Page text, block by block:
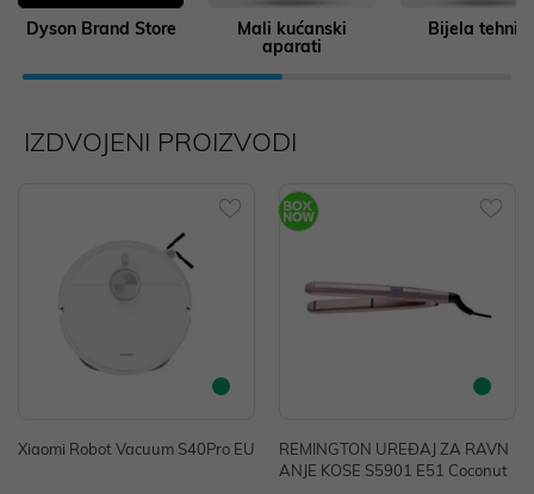
Dyson Brand Store
Mali kućanski
aparati
Bijela
IZDVOJENI PROIZVODI
Xiaomi Robot Vacuum S40Pro EU
REMINGTON UREĐAJ ZA RAVN
ANJE KOSE S5901 E51 Coconut